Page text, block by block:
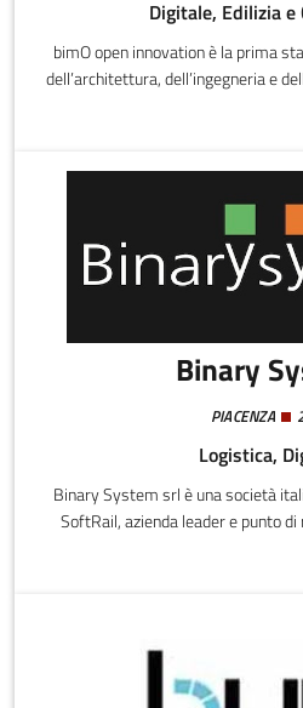
Digitale, Edilizia
bimO open innovation è la prima
dell’architettura, dell’ingegneria e
Binary
PIACENZA
Logistica,
Binary System srl è una società
SoftRail, azienda leader e punto